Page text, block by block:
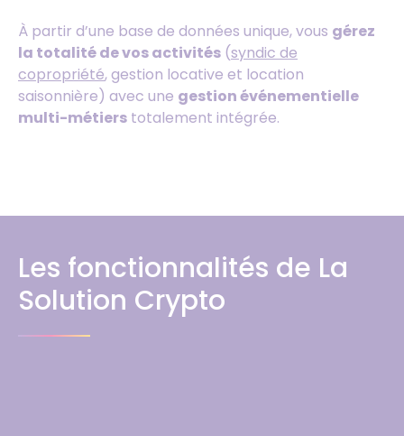
À partir d’une base de données unique, vous gérez
la totalité de vos activités (syndic de
copropriété, gestion locative et location
saisonnière) avec une gestion événementielle
multi-métiers totalement intégrée.
Les fonctionnalités de La
Solution Crypto